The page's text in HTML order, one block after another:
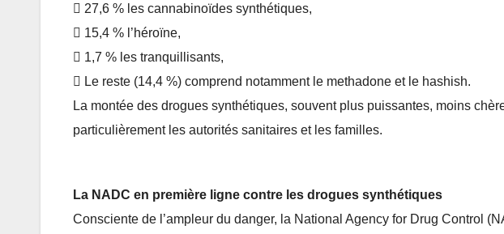
 27,6 % les cannabinoïdes synthétiques,
 15,4 % l’héroïne,
 1,7 % les tranquillisants,
 Le reste (14,4 %) comprend notamment le methadone et le hashish.
La montée des drogues synthétiques, souvent plus puissantes, moins
particulièrement les autorités sanitaires et les familles.
La NADC en première ligne contre les drogues synthétiques
Consciente de l’ampleur du danger, la National Agency for Drug Control